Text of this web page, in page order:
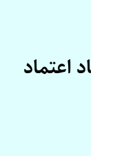
نماد اعتماد